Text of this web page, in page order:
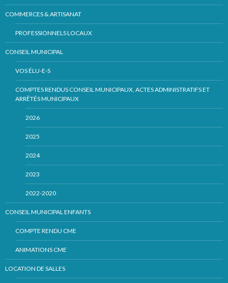
COMMERCES & ARTISANAT
PROFESSIONNELS LOCAUX
CONSEIL MUNICIPAL
VOS ÉLU-E-S
COMPTES RENDUS CONSEIL MUNICIPAUX, ACTES ADMINISTRATIFS ET
ARRÊTÉS MUNICIPAUX
2026
2025
2024
2023
2022-2020
CONSEIL MUNICIPAL ENFANTS
COMPTE RENDU CME
ANIMATIONS CME
LOCATION DE SALLES